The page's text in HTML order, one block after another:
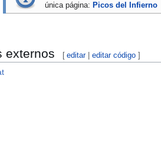
única página: Picos del Infierno
externos [ editar|editar código ]